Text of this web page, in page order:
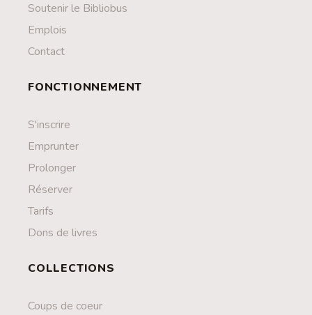
Contact
Liens
Soutenir le Bibliobus
Emplois
Contact
FONCTIONNEMENT
S'inscrire
Emprunter
Prolonger
Réserver
Tarifs
Dons de livres
COLLECTIONS
Coups de coeur